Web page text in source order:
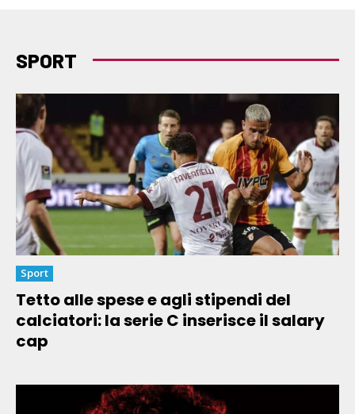
SPORT
Sport
Tetto alle spese e agli stipendi del
calciatori: la serie C inserisce il salary
cap